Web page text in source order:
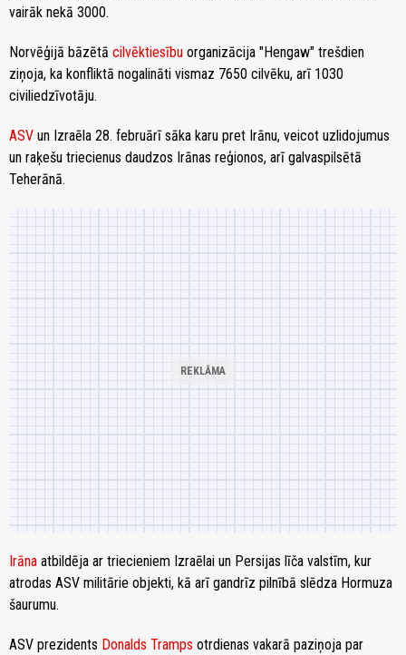
vairāk nekā 3000.
Norvēģijā bāzētā cilvēktiesību organizācija "Hengaw" trešdien
ziņoja, ka konfliktā nogalināti vismaz 7650 cilvēku, arī 1030
civiliedzīvotāju.
ASV un Izraēla 28. februārī sāka karu pret Irānu, veicot uzlidojumus
un raķešu triecienus daudzos Irānas reģionos, arī galvaspilsētā
Teherānā.
Irāna atbildēja ar triecieniem Izraēlai un Persijas līča valstīm, kur
atrodas ASV militārie objekti, kā arī gandrīz pilnībā slēdza Hormuza
šaurumu.
ASV prezidents Donalds Tramps otrdienas vakarā paziņoja par